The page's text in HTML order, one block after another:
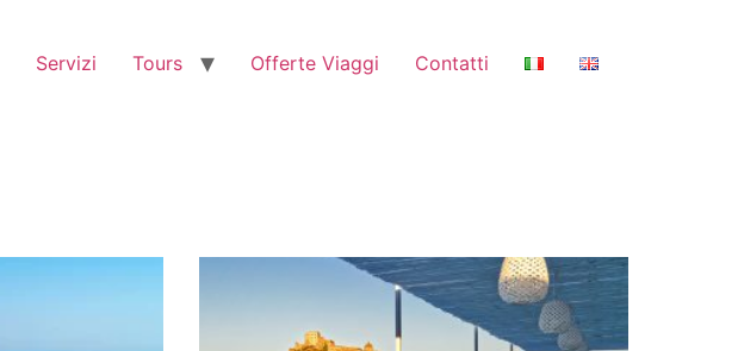
Servizi Tours Offerte Viaggi Contatti